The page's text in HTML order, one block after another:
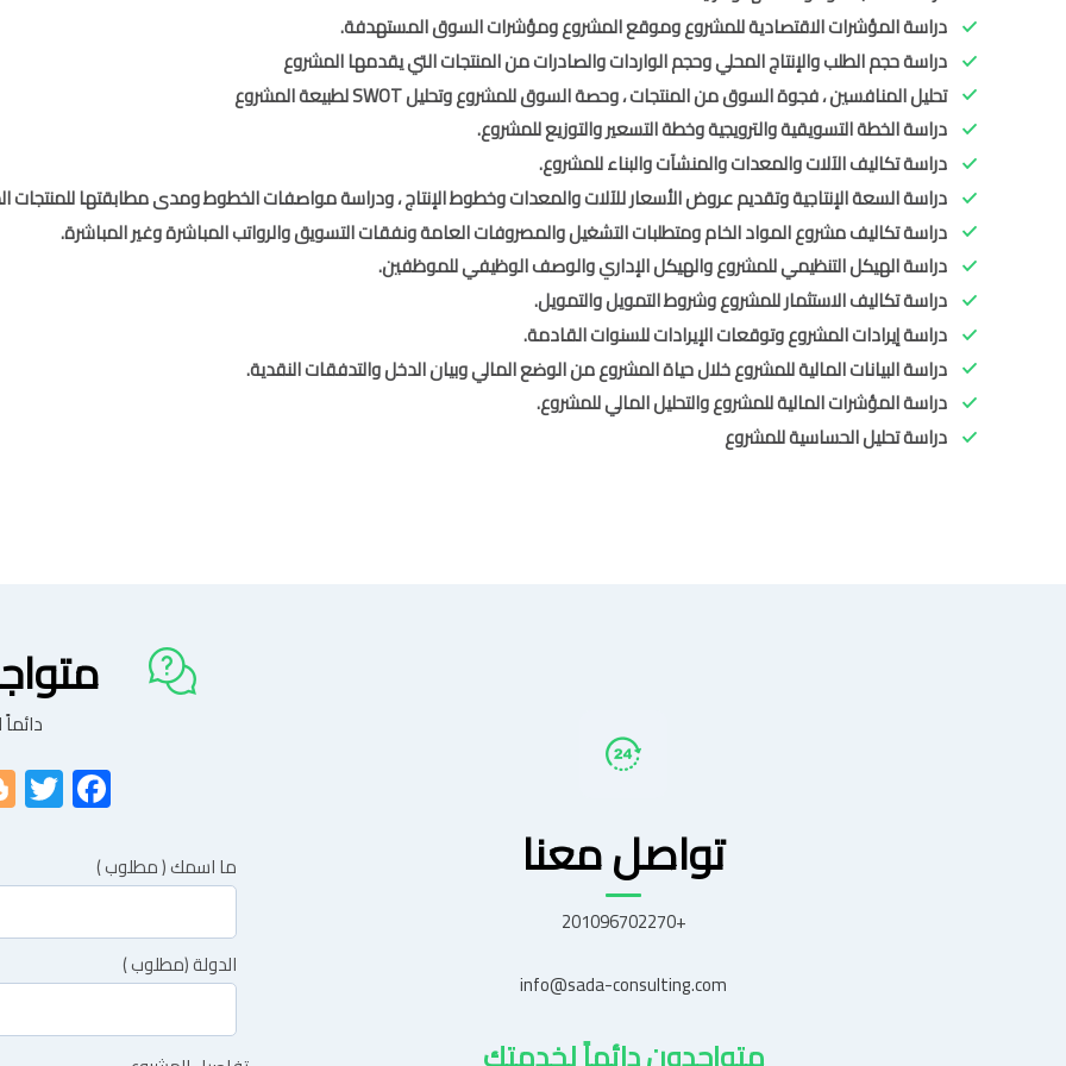
دراسة المؤشرات الاقتصادية للمشروع وموقع المشروع ومؤشرات السوق المستهدفة.
دراسة حجم الطلب والإنتاج المحلي وحجم الواردات والصادرات من المنتجات التي يقدمها المشروع
تحليل المنافسين ، فجوة السوق من المنتجات ، وحصة السوق للمشروع وتحليل SWOT لطبيعة المشروع
دراسة الخطة التسويقية والترويجية وخطة التسعير والتوزيع للمشروع.
دراسة تكاليف الآلات والمعدات والمنشآت والبناء للمشروع.
دراسة السعة الإنتاجية وتقديم عروض الأسعار للآلات والمعدات وخطوط الإنتاج ، ودراسة مواصفات الخطوط ومدى مطابقتها للمنتجات
دراسة تكاليف مشروع المواد الخام ومتطلبات التشغيل والمصروفات العامة ونفقات التسويق والرواتب المباشرة وغير المباشرة.
دراسة الهيكل التنظيمي للمشروع والهيكل الإداري والوصف الوظيفي للموظفين.
دراسة تكاليف الاستثمار للمشروع وشروط التمويل والتمويل.
دراسة إيرادات المشروع وتوقعات الإيرادات للسنوات القادمة.
دراسة البيانات المالية للمشروع خلال حياة المشروع من الوضع المالي وبيان الدخل والتدفقات النقدية.
دراسة المؤشرات المالية للمشروع والتحليل المالي للمشروع.
دراسة تحليل الحساسية للمشروع
تواصل معنا
+201096702270
info@sada-consulting.com
ما اسمك ( مطلوب )
الدولة (مطلوب )